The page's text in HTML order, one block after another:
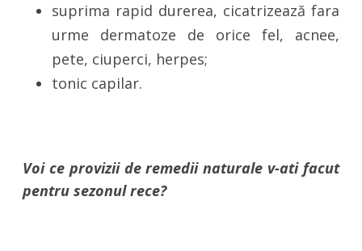
suprima rapid durerea, cicatrizează fara
urme dermatoze de orice fel, acnee,
pete, ciuperci, herpes;
tonic capilar.
Voi ce provizii de remedii naturale v-ati facut
pentru sezonul rece?